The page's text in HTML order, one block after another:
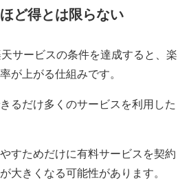
ど得とは限らない
サービスの条件を達成すると、楽
が上がる仕組みです。
るだけ多くのサービスを利用した
すためだけに有料サービスを契約
大きくなる可能性があります。